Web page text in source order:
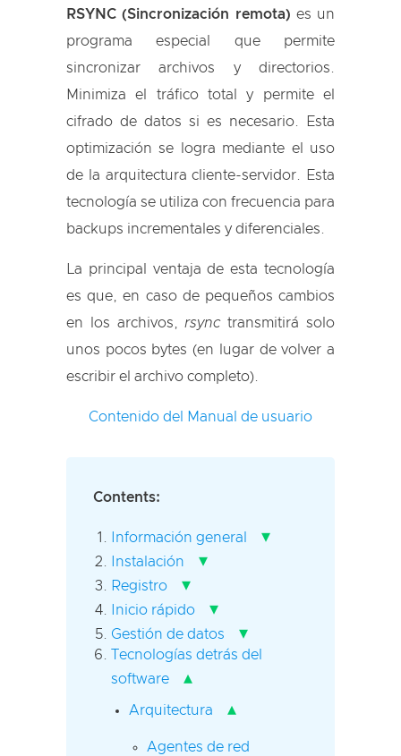
RSYNC (Sincronización remota) es un
programa especial que permite
sincronizar archivos y directorios.
Minimiza el tráfico total y permite el
cifrado de datos si es necesario. Esta
optimización se logra mediante el uso
de la arquitectura cliente-servidor. Esta
tecnología se utiliza con frecuencia para
backups incrementales y diferenciales.
La principal ventaja de esta tecnología
es que, en caso de pequeños cambios
en los archivos,rsynctransmitirá solo
unos pocos bytes (en lugar de volver a
escribir el archivo completo).
Contenido del Manual de usuario
Contents:
Información general ▾
Instalación ▾
Registro ▾
Inicio rápido ▾
Gestión de datos ▾
Tecnologías detrás del
software
▴
Arquitectura ▴
Agentes de red